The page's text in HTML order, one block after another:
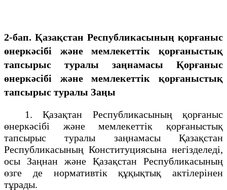
2-бап. Қазақстан Республикасының қорғаныс
өнеркәсібі және мемлекеттік қорғаныстық
тапсырыс туралы заңнамасы
Қорғаныс
өнеркәсібі және мемлекеттік қорғаныстық
тапсырыс туралы Заңы
1. Қазақтан Республикасының қорғаныс
өнеркәсібі және мемлекеттік қорғаныстық
тапсырыс туралы заңнамасы Қазақстан
Республикасының Конституциясына негізделеді,
осы Заңнан және Қазақстан Республикасының
өзге де нормативтік құқықтық актілерінен
тұрады.